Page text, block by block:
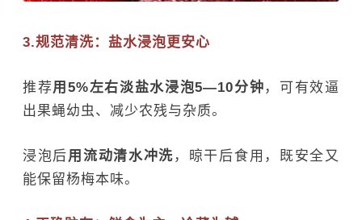
3.规范清洗：盐水浸泡更安心
推荐用5%左右淡盐水浸泡5—10分钟 ，可有效逼
出果蝇幼虫、减少农残与杂质。
浸泡后用流动清水冲洗 ，晾干后食用，既安全又
能保留杨梅本味。